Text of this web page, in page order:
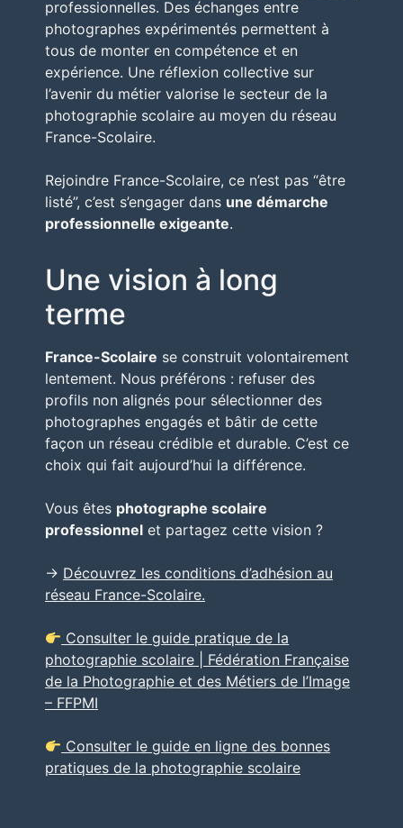
professionnelles. Des échanges entre
photographes expérimentés permettent à
tous de monter en compétence et en
expérience. Une réflexion collective sur
l’avenir du métier valorise le secteur de la
photographie scolaire au moyen du réseau
France-Scolaire.
Rejoindre France-Scolaire, ce n’est pas “être
listé”, c’est s’engager dans une démarche
professionnelle exigeante.
Une vision à long
terme
France-Scolaire se construit volontairement
lentement. Nous préférons : refuser des
profils non alignés pour sélectionner des
photographes engagés et bâtir de cette
façon un réseau crédible et durable. C’est ce
choix qui fait aujourd’hui la différence.
Vous êtes photographe scolaire
professionnel et partagez cette vision ?
→ Découvrez les conditions d’adhésion au
réseau France-Scolaire.
Consulter le guide pratique de la
photographie scolaire | Fédération Française
de la Photographie et des Métiers de l’Image
– FFPMI
Consulter le guide en ligne des bonnes
pratiques de la photographie scolaire